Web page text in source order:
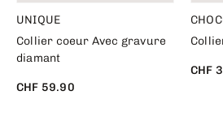
UNIQUE
Collier coeur Avec gravure
diamant
CHF 59.90
CHF